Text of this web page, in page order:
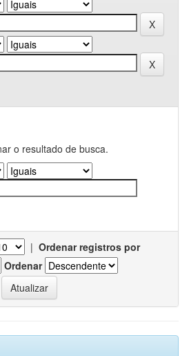
o resultado de busca.
| Ordenar registros por
Ordenar